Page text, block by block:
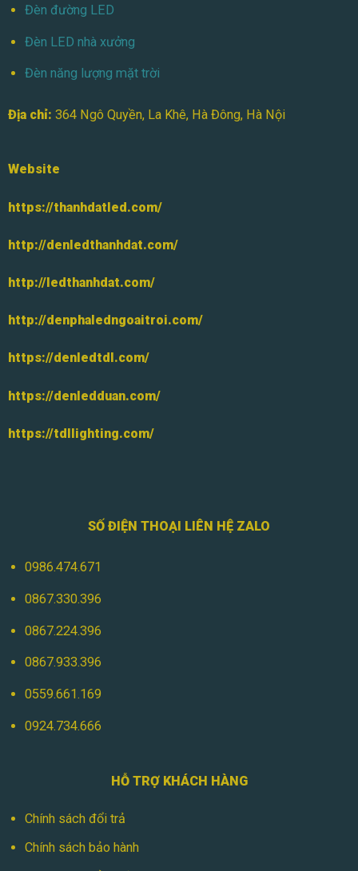
Đèn đường LED
Đèn LED nhà xưởng
Đèn năng lượng mặt trời
Địa chỉ: 364 Ngô Quyền, La Khê, Hà Đông, Hà Nội
Website
https://thanhdatled.com/
http://denledthanhdat.com/
http://ledthanhdat.com/
http://denphaledngoaitroi.com/
https://denledtdl.com/
https://denledduan.com/
https://tdllighting.com/
SỐ ĐIỆN THOẠI LIÊN HỆ ZALO
0986.474.671
0867.330.396
0867.224.396
0867.933.396
0559.661.169
0924.734.666
HỖ TRỢ KHÁCH HÀNG
Chính sách đổi trả
Chính sách bảo hành